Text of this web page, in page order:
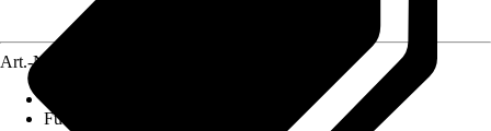
Art.-Nr.
Futtermittelart